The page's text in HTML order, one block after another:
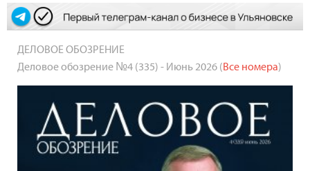
ДЕЛОВОЕ ОБОЗРЕНИЕ
Деловое обозрение №4 (335) - Июнь 2026 (Все номера)